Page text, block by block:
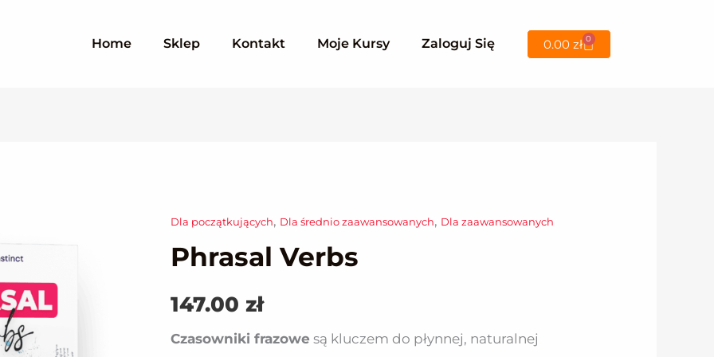
Home Sklep Kontakt Moje Kursy Zaloguj Się 0.00 zł 0
Wózek
Dla początkujących, Dla średnio zaawansowanych, Dla zaawansowanych
Phrasal Verbs
147.00zł
Czasowniki frazowe są kluczem do płynnej, naturalnej
ilość
Phrasal